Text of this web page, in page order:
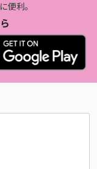
便利。